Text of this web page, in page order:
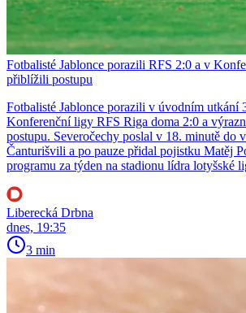
Fotbalisté Jablonce porazili RFS 2:0 a v
přiblížili postupu
Fotbalisté Jablonce porazili v úvodním utkání
Konferenční ligy RFS Riga doma 2:0 a
postupu. Severočechy poslal v 18. minutě do
Čanturišvili a po pauze přidal pojistku Matěj
programu za týden na stadionu lídra lotyšské
Liberecká Drbna
dnes, 19:35
3 min